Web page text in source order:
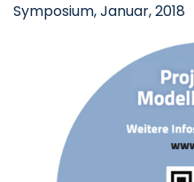
Symposium, Januar, 2018